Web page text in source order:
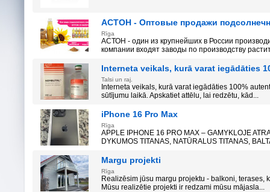
АСТОН - Оптовые продажи
Rīga
АСТОН - один из крупнейших в России
компании входят заводы по производству
Interneta veikals, kurā varat iegādāties
Talsi un raj.
Interneta veikals, kurā varat iegādāties 100%
sūtījumu laikā. Apskatiet attēlu, lai redzētu, kād...
iPhone 16 Pro Max
Rīga
APPLE IPHONE 16 PRO MAX – GAMYKLOJE
DYKUMOS TITANAS, NATŪRALUS TITANAS,
Margu projekti
Rīga
Realizēsim jūsu margu projektu - balkoni, terases,
Mūsu realizētie projekti ir redzami mūsu mājasla...